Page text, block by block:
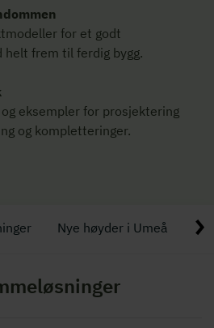
for et godt
frem til ferdig bygg.
eksempler for prosjektering
og kompletteringer.
Nye høyder i Umeå